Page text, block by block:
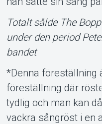
Totalt sålde The
under den period
bandet
*Denna föreställning
föreställning där
tydlig och man kan
vackra sångröst i en